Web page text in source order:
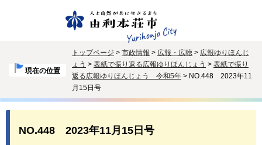
現在の位置
トップページ > 市政情報 > 広報・広聴 > 広報ゆりほんじ
ょう > 表紙で振り返る広報ゆりほんじょう > 表紙で振り
返る広報ゆりほんじょう 令和5年 > NO.448 2023年11
月15日号
NO.448 2023年11月15日号